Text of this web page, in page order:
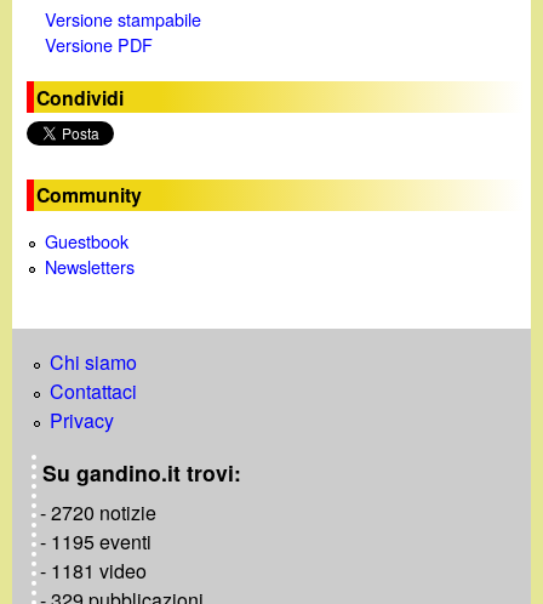
e
Versione stampabile
Versione PDF
Condividi
Community
Guestbook
Newsletters
Chi siamo
Contattaci
Privacy
Su gandino.it trovi:
- 2720 notizie
- 1195 eventi
- 1181 video